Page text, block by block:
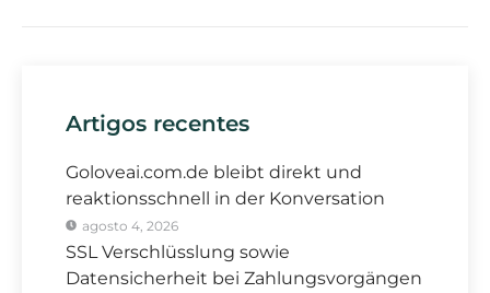
Artigos recentes
Goloveai.com.de bleibt direkt und
reaktionsschnell in der Konversation
agosto 4, 2026
SSL Verschlüsslung sowie
Datensicherheit bei Zahlungsvorgängen